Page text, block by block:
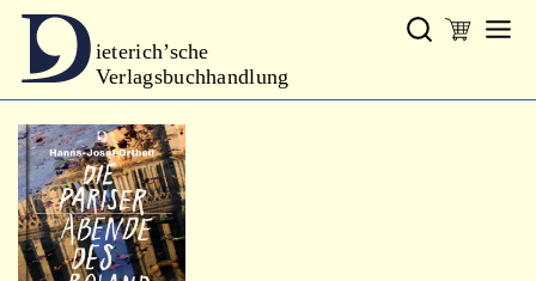
ieterich’sche
Verlagsbuchhandlung